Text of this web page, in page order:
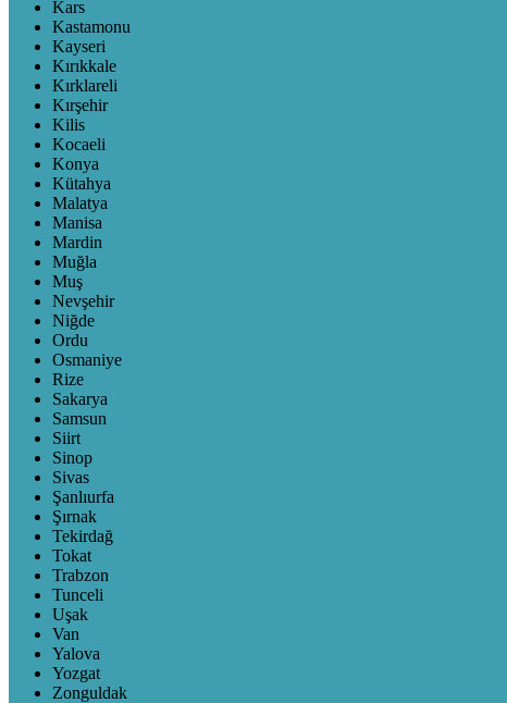
Kars
Kastamonu
Kayseri
Kırıkkale
Kırklareli
Kırşehir
Kilis
Kocaeli
Konya
Kütahya
Malatya
Manisa
Mardin
Muğla
Muş
Nevşehir
Niğde
Ordu
Osmaniye
Rize
Sakarya
Samsun
Siirt
Sinop
Sivas
Şanlıurfa
Şırnak
Tekirdağ
Tokat
Trabzon
Tunceli
Uşak
Van
Yalova
Yozgat
Zonguldak